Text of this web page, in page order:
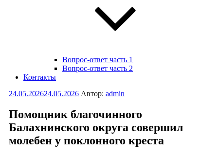
Вопрос-ответ часть 1
Вопрос-ответ часть 2
Контакты
Опубликовано
24.05.202624.05.2026 Автор: admin
Помощник благочинного
Балахнинского округа совершил
молебен у поклонного креста